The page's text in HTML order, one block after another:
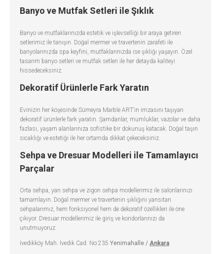
Banyo ve Mutfak Setleri ile Şıklık
Banyo ve mutfaklarınızda estetik ve işlevselliği bir araya getiren
setlerimiz ile tanışın. Doğal mermer ve travertenin zarafeti ile
banyolarınızda spa keyfini, mutfaklarınızda ise şıklığı yaşayın. Özel
tasarım banyo setleri ve mutfak setleri ile her detayda kaliteyi
hissedeceksiniz.
Dekoratif Ürünlerle Fark Yaratın
Evinizin her köşesinde Sümeyra Marble ART’ın imzasını taşıyan
dekoratif ürünlerle fark yaratın. Şamdanlar, mumluklar, vazolar ve daha
fazlası, yaşam alanlarınıza sofistike bir dokunuş katacak. Doğal taşın
sıcaklığı ve estetiği ile her ortamda dikkat çekeceksiniz.
Sehpa ve Dresuar Modelleri ile Tamamlayıcı
Parçalar
Orta sehpa, yan sehpa ve zigon sehpa modellerimiz ile salonlarınızı
tamamlayın. Doğal mermer ve travertenin şıklığını yansıtan
sehpalarımız, hem fonksiyonel hem de dekoratif özellikleri ile öne
çıkıyor. Dresuar modellerimiz ile giriş ve koridorlarınızı da
unutmuyoruz.
İvedikköy Mah. İvedik Cad. No:235 Yenimahalle / Ankara